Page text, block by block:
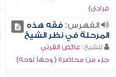
فرادى)
الفهرس:فقه هذه
المرحلة في نظر الشيخ
للشيخ: عائض القرني
جزء من محاضرة ( وجهاً لوجه)